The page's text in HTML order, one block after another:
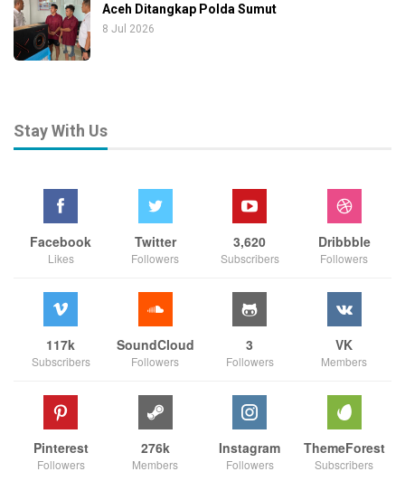
Aceh Ditangkap Polda Sumut
8 Jul 2026
Stay With Us
Facebook
Likes
Twitter
Followers
3,620
Subscribers
Dribbble
Followers
117k
Subscribers
SoundCloud
Followers
3
Followers
VK
Members
Pinterest
Followers
276k
Members
Instagram
Followers
ThemeForest
Subscribers